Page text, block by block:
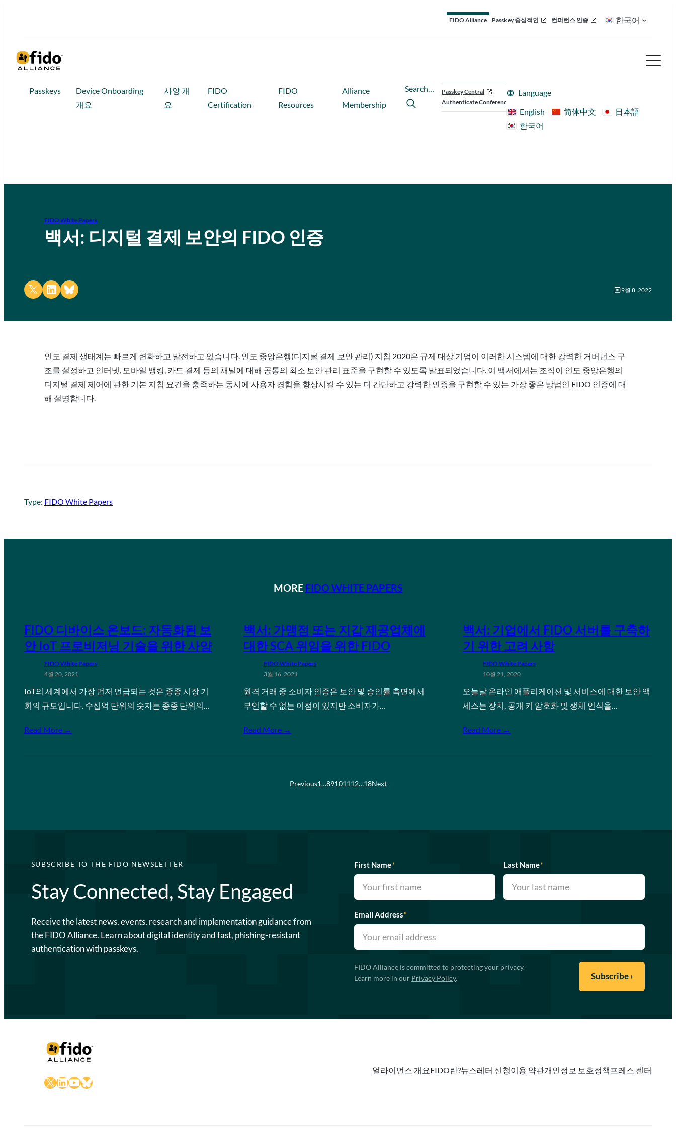
FIDO Alliance Passkey 중심적인 컨퍼런스 인증 한국어
Passkeys
Device Onboarding
개요
사양 개
요
FIDO
Certification
FIDO
Resources
Alliance
Membership
Search…
Passkey Central
Authenticate Conference
Language
English
简体中文
日本語
한국어
FIDO White Papers
백서: 디지털 결제 보안의 FIDO 인증
Share on X Share on LinkedIn
Share on Bluesky 9월 8, 2022
인도 결제 생태계는 빠르게 변화하고 발전하고 있습니다. 인도 중앙은행(디지털 결제 보안 관리) 지침 2020은 규제 대상 기업이 이러한 시스템에 대한 강력한 거버넌스 구
조를 설정하고 인터넷, 모바일 뱅킹, 카드 결제 등의 채널에 대해 공통의 최소 보안 관리 표준을 구현할 수 있도록 발표되었습니다. 이 백서에서는 조직이 인도 중앙은행의
디지털 결제 제어에 관한 기본 지침 요건을 충족하는 동시에 사용자 경험을 향상시킬 수 있는 더 간단하고 강력한 인증을 구현할 수 있는 가장 좋은 방법인 FIDO 인증에 대
해 설명합니다.
Type: FIDO White Papers
MORE FIDO WHITE PAPERS
FIDO 디바이스 온보드: 자동화된 보
안 IoT 프로비저닝 기술을 위한 사양
FIDO White Papers
4월 20, 2021
IoT의 세계에서 가장 먼저 언급되는 것은 종종 시장 기
회의 규모입니다. 수십억 단위의 숫자는 종종 단위의…
Read More →
백서: 가맹점 또는 지갑 제공업체에
대한 SCA 위임을 위한 FIDO
FIDO White Papers
3월 16, 2021
원격 거래 중 소비자 인증은 보안 및 승인률 측면에서
부인할 수 없는 이점이 있지만 소비자가…
Read More →
백서: 기업에서 FIDO 서버를 구축하
기 위한 고려 사항
FIDO White Papers
10월 21, 2020
오늘날 온라인 애플리케이션 및 서비스에 대한 보안 액
세스는 장치, 공개 키 암호화 및 생체 인식을…
Read More →
Previous1…89101112…18Next
SUBSCRIBE TO THE FIDO NEWSLETTER
Stay Connected, Stay Engaged
Receive the latest news, events, research and implementation guidance from
the FIDO Alliance. Learn about digital identity and fast, phishing-resistant
authentication with passkeys.
First Name* Last Name*
Email Address*
FIDO Alliance is committed to protecting your privacy.
Learn more in our Privacy Policy.
X LinkedIn
YouTube
Bluesky
얼라이언스 개요FIDO란?뉴스레터 신청이용 약관개인정보 보호정책 프레스 센터